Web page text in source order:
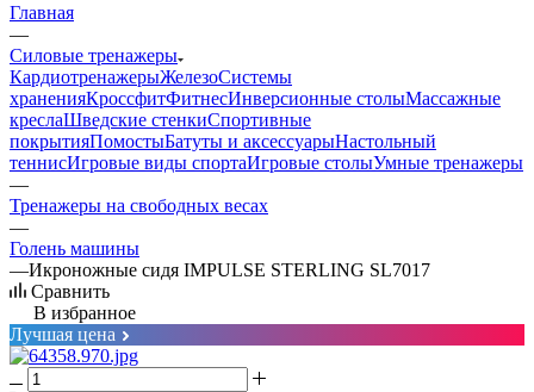
Главная
—
Силовые тренажеры
КардиотренажерыЖелезоСистемы
храненияКроссфитФитнесИнверсионные столыМассажные
креслаШведские стенкиСпортивные
покрытияПомостыБатуты и аксессуарыНастольный
теннисИгровые виды спортаИгровые столыУмные тренажеры
—
Тренажеры на свободных весах
—
Голень машины
—Икроножные сидя IMPULSE STERLING SL7017
Сравнить
В избранное
Лучшая цена